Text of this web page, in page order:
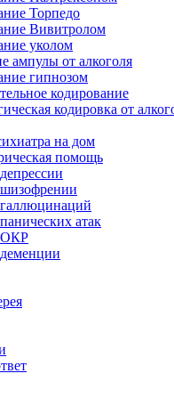
Торпедо
Вивитролом
уколом
ампулы от алкоголя
гипнозом
кодирование
кодировка от
на дом
помощь
атак
ОКР